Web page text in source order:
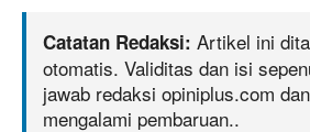
Catatan Redaksi: Artikel ini
otomatis. Validitas dan isi
jawab redaksi opiniplus.com
mengalami pembaruan..